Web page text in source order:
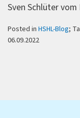
Sven Schlüter
Posted in HSHL-Blog;
06.09.2022